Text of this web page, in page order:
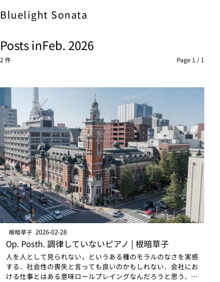
Bluelight Sonata
Posts inFeb. 2026
2 件 Page 1 / 1
根暗草子 2026-02-28
Op. Posth. 調律していないピアノ | 根暗草子
人を人として見られない，というある種のモラルのなさを実感
する．社会性の喪失と言っても良いのかもしれない．会社にお
ける仕事とはある意味ロールプレイングなんだろうと思う．